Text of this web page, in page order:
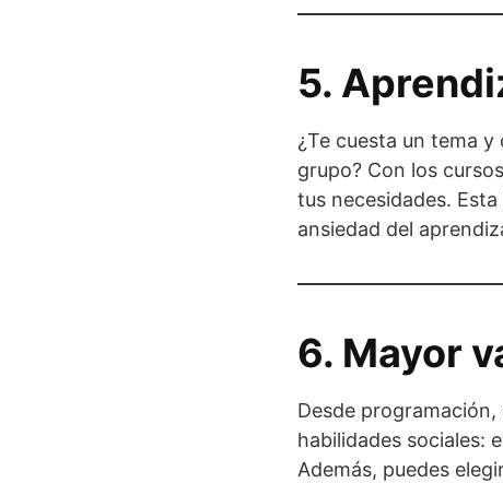
5.
¿Te cuesta un tema
grupo? Con los
tus necesidades.
ansiedad del
6. Mayor
Desde
habilidades sociales:
Además, puedes